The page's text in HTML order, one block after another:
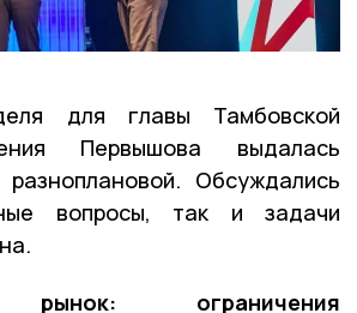
для главы Тамбовской
Первышова выдалась
Обсуждались
вопросы, так и задачи
рынок: ограничения